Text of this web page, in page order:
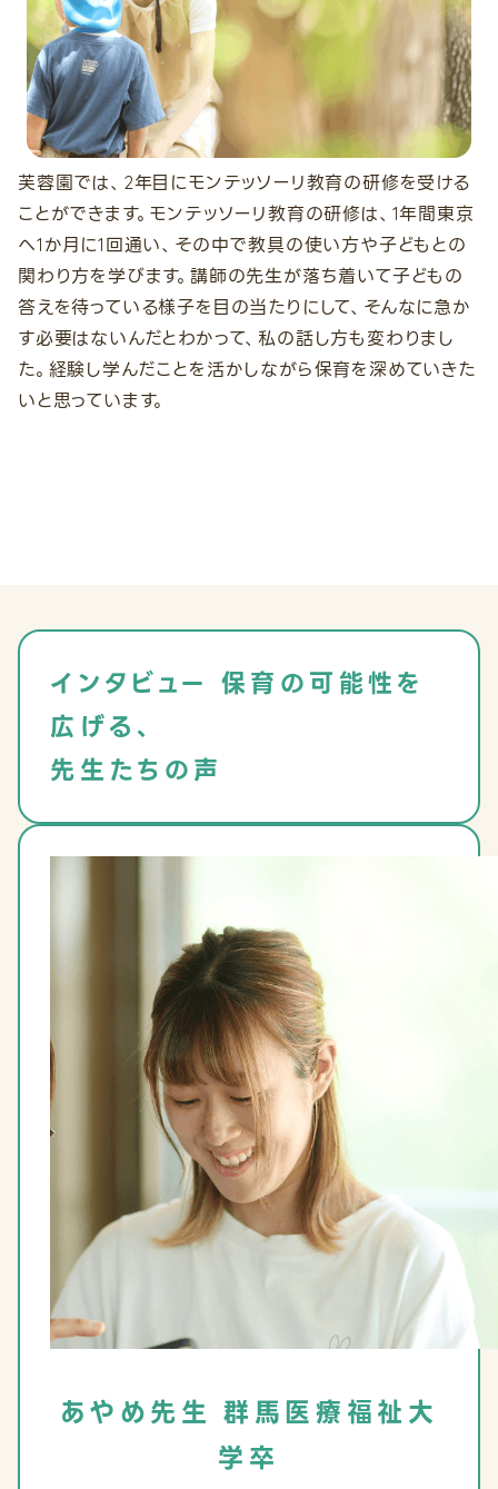
芙蓉園では、2年目にモンテッソーリ教育の研修を受ける
ことができます。モンテッソーリ教育の研修は、1年間東京
へ1か月に1回通い、その中で教具の使い方や子どもとの
関わり方を学びます。講師の先生が落ち着いて子どもの
答えを待っている様子を目の当たりにして、そんなに急か
す必要はないんだとわかって、私の話し方も変わりまし
た。経験し学んだことを活かしながら保育を深めていきた
いと思っています。
インタビュー
保育の可能性を
広げる、
先生たちの声
あやめ 先生 群馬医療福祉大
学卒